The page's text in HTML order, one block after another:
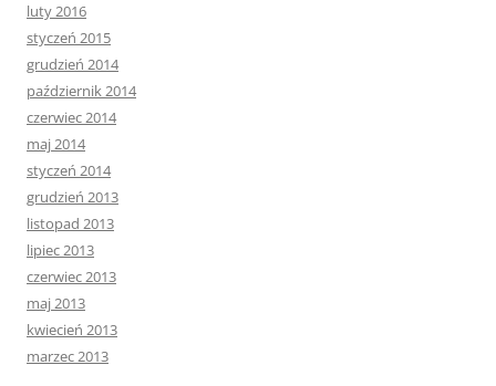
luty 2016
styczeń 2015
grudzień 2014
październik 2014
czerwiec 2014
maj 2014
styczeń 2014
grudzień 2013
listopad 2013
lipiec 2013
czerwiec 2013
maj 2013
kwiecień 2013
marzec 2013